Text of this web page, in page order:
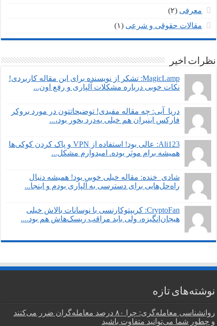
معرفی (۲)
مقالات حقوقی و شرعی (۱)
نظرات اخیر
MagicLamp: تشکر از نویسنده برای این مقاله کاربردی!
نکات خوبی درباره مشکلات آلپاری و رفع اون...
دریا_آبی: چه مقاله مفیدی! توضیحاتتون در مورد بروکر
فارکس اینیران هم خیلی به‌درد بخور بود،...
Ali123: عالی بود! استفاده از VPN و پاک کردن کوکی‌ها
همیشه برام موثر بوده. امیدوارم مشکل...
شادی_خنده: مقاله خیلی خوبی بود! همیشه دنبال
راه‌حل‌هایی برای دسترسی به آلپاری بودم و اینجا...
CryptoFan: کریپتوکارنسی با نوسانات بالاش خیلی
هیجان‌انگیزه، ولی باید مراقب ریسک‌هاش هم بود....
نوشته‌های تازه
روانشناسی معامله‌گری: چرا ۸۰ درصد معامله‌گران ضرر می‌کنند
و چطور شما می‌توانید متفاوت باشید